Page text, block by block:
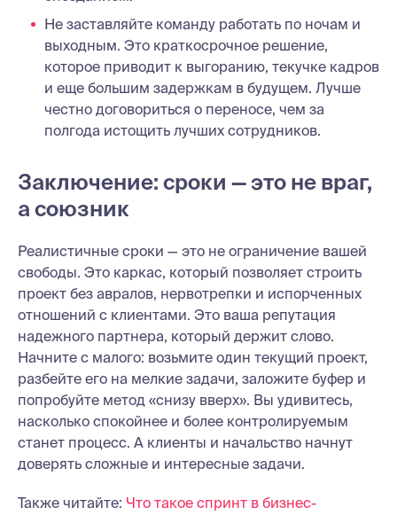
Не заставляйте команду работать по ночам и
выходным. Это краткосрочное решение,
которое приводит к выгоранию, текучке кадров
и еще большим задержкам в будущем. Лучше
честно договориться о переносе, чем за
полгода истощить лучших сотрудников.
Заключение: сроки — это не враг,
а союзник
Реалистичные сроки — это не ограничение вашей
свободы. Это каркас, который позволяет строить
проект без авралов, нервотрепки и испорченных
отношений с клиентами. Это ваша репутация
надежного партнера, который держит слово.
Начните с малого: возьмите один текущий проект,
разбейте его на мелкие задачи, заложите буфер и
попробуйте метод «снизу вверх». Вы удивитесь,
насколько спокойнее и более контролируемым
станет процесс. А клиенты и начальство начнут
доверять сложные и интересные задачи.
Также читайте: Что такое спринт в бизнес-